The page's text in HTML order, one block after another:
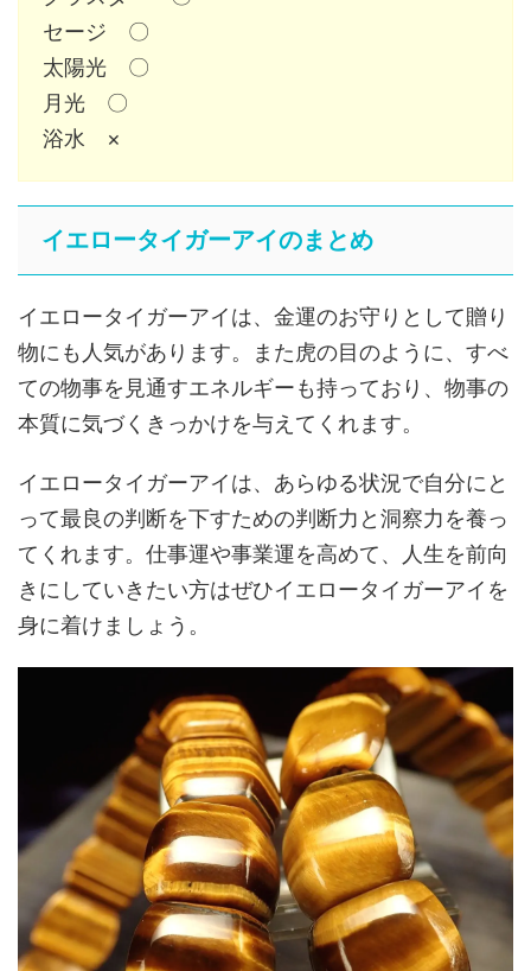
セージ 〇
太陽光 〇
月光 〇
浴水 ×
イエロータイガーアイのまとめ
イエロータイガーアイは、金運のお守りとして贈り
物にも人気があります。また虎の目のように、すべ
ての物事を見通すエネルギーも持っており、物事の
本質に気づくきっかけを与えてくれます。
イエロータイガーアイは、あらゆる状況で自分にと
って最良の判断を下すための判断力と洞察力を養っ
てくれます。仕事運や事業運を高めて、人生を前向
きにしていきたい方はぜひイエロータイガーアイを
身に着けましょう。